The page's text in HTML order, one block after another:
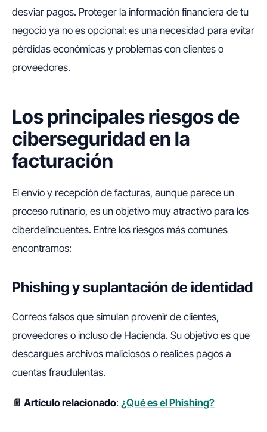
desviar pagos. Proteger la información financiera de tu
negocio ya no es opcional: es una necesidad para evitar
pérdidas económicas y problemas con clientes o
proveedores.
Los principales riesgos de
ciberseguridad en la
facturación
El envío y recepción de facturas, aunque parece un
proceso rutinario, es un objetivo muy atractivo para los
ciberdelincuentes. Entre los riesgos más comunes
encontramos:
Phishing y suplantación de identidad
Correos falsos que simulan provenir de clientes,
proveedores o incluso de Hacienda. Su objetivo es que
descargues archivos maliciosos o realices pagos a
cuentas fraudulentas.
📄 Artículo relacionado: ¿Qué es el Phishing?